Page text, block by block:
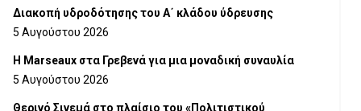
Διακοπή υδροδότησης του Α΄ κλάδου ύδρευσης
5 Αυγούστου 2026
Η Marseaux στα Γρεβενά για μια μοναδική συναυλία
5 Αυγούστου 2026
Θερινό Σινεμά στο πλαίσιο του «Πολιτιστικού